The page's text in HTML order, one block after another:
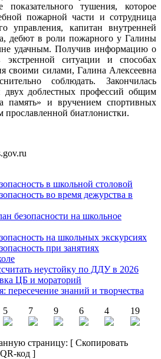
показательного тушения, которое
пожарной части и сотрудница
управления, капитан внутренней
дебют в роли пожарного у Галины
удачным. Получив информацию о
экстренной ситуации и способах
своими силами, Галина Алексеевна
соблюдать. Закончилась
двух доблестных профессий общим
память» и вручением спортивных
прославленной биатлонистки.
в школьной столовой
во время дежурства в
безопасности на школьное
на школьных экскурсиях
при занятиях
неустойку по ДДУ в 2026
ЦБ и мораторий
пересечение знаний и творчества
5 7 9 6 4 19
страницу: [ Скопировать
код ]